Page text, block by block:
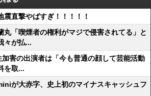
震直撃やばすぎ！！！！！
丸「喫煙者の権利がマジで侵害されてる」と
々が払...
加害の出演者は「今も普通の顔して芸能活動
を取...
が大赤字、史上初のマイナスキャッシュフ